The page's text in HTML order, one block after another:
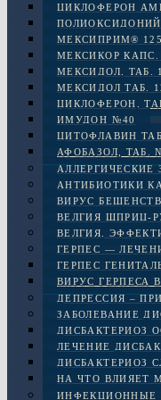
ЦИКЛОФЕРОН
МЕКСИПРИМ®
МЕКСИКОР КАПС.
МЕКСИДОЛ, ТАБ.
МЕКСИДОЛ ТАБ.
ЦИКЛОФЕРОН,
ИМУДОН №40
ЦИТОФЛАВИН
АФОБАЗОЛ, ТАБ.
АЛЛЕРГИЧЕСКИЕ
АНТИБИОТИКИ
ВИРУС
ВЕЛГИЯ ШПРИЦ-
ВЕЛГИЯ,
ГЕРПЕС —
ГЕРПЕС
ВИРУС ГЕРПЕСА
ДЕПРЕССИЯ –
ЗАБОЛЕВАНИЕ
ДИСБАКТЕРИОЗ
ЛЕЧЕНИЕ
ДИСБАКТЕРИОЗ
НА ЧТО ВЛИЯЕТ
ИНФЕКЦИОННЫЕ